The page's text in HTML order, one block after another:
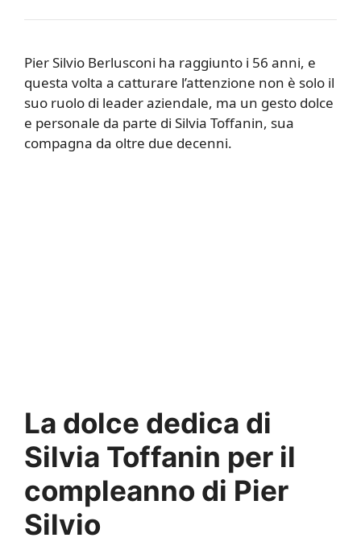
Pier Silvio Berlusconi ha raggiunto i 56 anni, e
questa volta a catturare l’attenzione non è solo il
suo ruolo di leader aziendale, ma un gesto dolce
e personale da parte di Silvia Toffanin, sua
compagna da oltre due decenni.
La dolce dedica di
Silvia Toffanin per il
compleanno di Pier
Silvio